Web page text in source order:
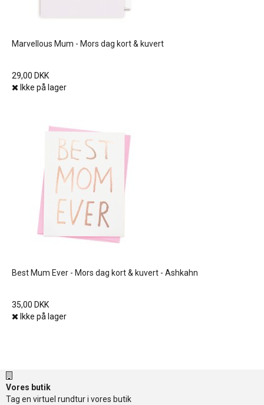
Marvellous Mum - Mors dag kort & kuvert
29,00 DKK
Ikke på lager
Best Mum Ever - Mors dag kort & kuvert - Ashkahn
35,00 DKK
Ikke på lager
Vores butik
Tag en virtuel rundtur i vores butik